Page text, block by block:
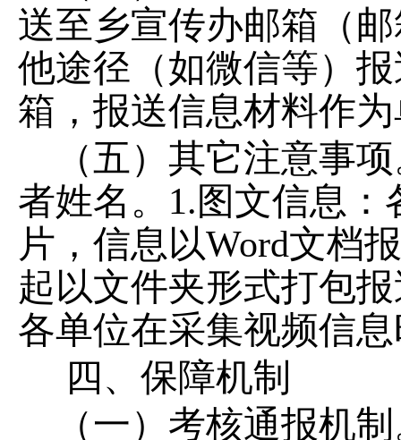
送至乡宣传办邮箱 （
他途径 （如微信等）
箱，报送信息材料作
（五）其它注意事
者姓名。 1.图文信息：
片，信息以Word文档
起以文件夹形式打包
各单位在采集视频信
四 、保障机制
（一）考核通报机制